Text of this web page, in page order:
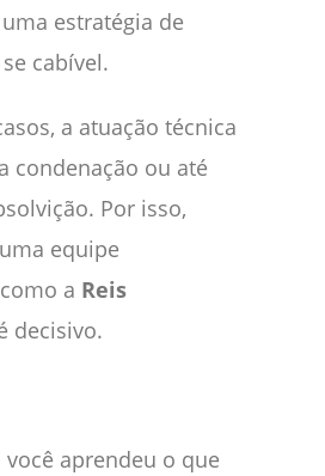
estratégia de
cabível.
a atuação técnica
condenação ou até
Por isso,
equipe
a Reis
decisivo.
aprendeu o que